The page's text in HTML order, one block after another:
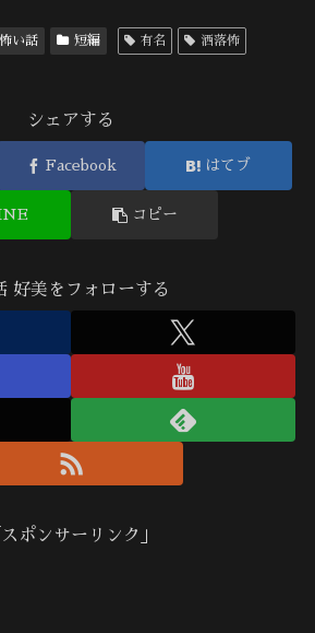
い話 短編 有名 洒落怖
シェアする
Facebook はてブ
コピー
好美をフォローする
スポンサーリンク」